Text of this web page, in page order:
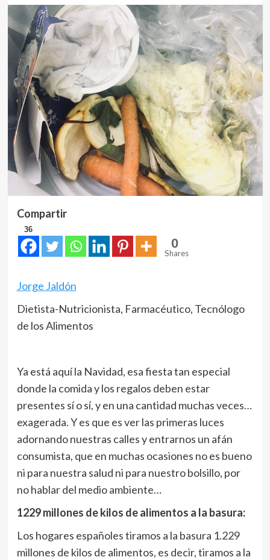
Compartir
36
0
Shares
Jorge Jaldón
Dietista-Nutricionista, Farmacéutico, Tecnólogo
de los Alimentos
Ya está aquí la Navidad, esa fiesta tan especial
donde la comida y los regalos deben estar
presentes sí o sí, y en una cantidad muchas veces…
exagerada. Y es que es ver las primeras luces
adornando nuestras calles y entrarnos un afán
consumista, que en muchas ocasiones no es bueno
ni para nuestra salud ni para nuestro bolsillo, por
no hablar del medio ambiente…
1229 millones de kilos de alimentos a la basura:
Los hogares españoles tiramos a la basura 1.229
millones de kilos de alimentos, es decir, tiramos a la